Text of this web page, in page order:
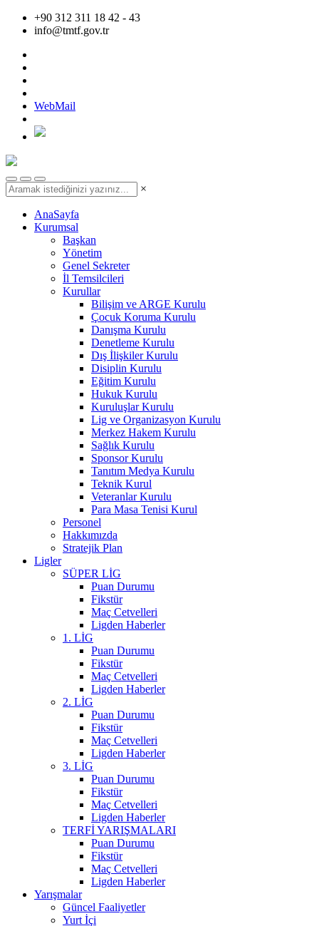
+90 312 311 18 42 - 43
info@tmtf.gov.tr
WebMail
×
AnaSayfa
Kurumsal
Başkan
Yönetim
Genel Sekreter
İl Temsilcileri
Kurullar
Bilişim ve ARGE Kurulu
Çocuk Koruma Kurulu
Danışma Kurulu
Denetleme Kurulu
Dış İlişkiler Kurulu
Disiplin Kurulu
Eğitim Kurulu
Hukuk Kurulu
Kuruluşlar Kurulu
Lig ve Organizasyon Kurulu
Merkez Hakem Kurulu
Sağlık Kurulu
Sponsor Kurulu
Tanıtım Medya Kurulu
Teknik Kurul
Veteranlar Kurulu
Para Masa Tenisi Kurul
Personel
Hakkımızda
Stratejik Plan
Ligler
SÜPER LİG
Puan Durumu
Fikstür
Maç Cetvelleri
Ligden Haberler
1. LİG
Puan Durumu
Fikstür
Maç Cetvelleri
Ligden Haberler
2. LİG
Puan Durumu
Fikstür
Maç Cetvelleri
Ligden Haberler
3. LİG
Puan Durumu
Fikstür
Maç Cetvelleri
Ligden Haberler
TERFİ YARIŞMALARI
Puan Durumu
Fikstür
Maç Cetvelleri
Ligden Haberler
Yarışmalar
Güncel Faaliyetler
Yurt İçi